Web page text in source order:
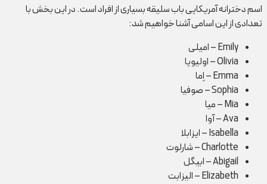
اسم دخترانه آمریکایی باب سلیقه بسیاری از افراد است. در این بخش با
تعدادی از این اسامی آشنا خواهیم شد:
Emily – امیلی
Olivia – اولیویا
Emma – اِما
Sophia – صوفیا
Mia – میا
Ava – آوا
Isabella – ایزابلا
Charlotte – شارلوت
Abigail – ابیگل
Elizabeth – الیزابت